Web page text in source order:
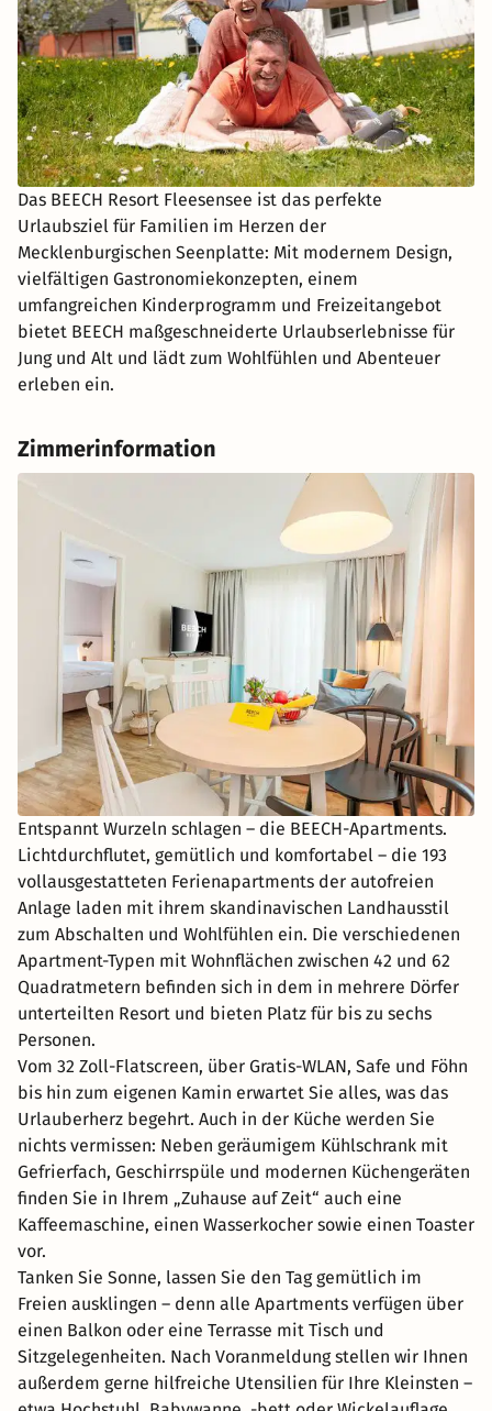
Das BEECH Resort Fleesensee ist das perfekte
Urlaubsziel für Familien im Herzen der
Mecklenburgischen Seenplatte: Mit modernem Design,
vielfältigen Gastronomiekonzepten, einem
umfangreichen Kinderprogramm und Freizeitangebot
bietet BEECH maßgeschneiderte Urlaubserlebnisse für
Jung und Alt und lädt zum Wohlfühlen und Abenteuer
erleben ein.
Zimmerinformation
Entspannt Wurzeln schlagen – die BEECH-Apartments.
Lichtdurchflutet, gemütlich und komfortabel – die 193
vollausgestatteten Ferienapartments der autofreien
Anlage laden mit ihrem skandinavischen Landhausstil
zum Abschalten und Wohlfühlen ein. Die verschiedenen
Apartment-Typen mit Wohnflächen zwischen 42 und 62
Quadratmetern befinden sich in dem in mehrere Dörfer
unterteilten Resort und bieten Platz für bis zu sechs
Personen.
Vom 32 Zoll-Flatscreen, über Gratis-WLAN, Safe und Föhn
bis hin zum eigenen Kamin erwartet Sie alles, was das
Urlauberherz begehrt. Auch in der Küche werden Sie
nichts vermissen: Neben geräumigem Kühlschrank mit
Gefrierfach, Geschirrspüle und modernen Küchengeräten
finden Sie in Ihrem „Zuhause auf Zeit“ auch eine
Kaffeemaschine, einen Wasserkocher sowie einen Toaster
vor.
Tanken Sie Sonne, lassen Sie den Tag gemütlich im
Freien ausklingen – denn alle Apartments verfügen über
einen Balkon oder eine Terrasse mit Tisch und
Sitzgelegenheiten. Nach Voranmeldung stellen wir Ihnen
außerdem gerne hilfreiche Utensilien für Ihre Kleinsten –